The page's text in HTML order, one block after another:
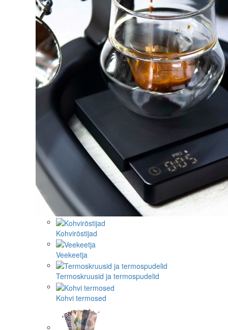
Kohviröstijad
Veekeetja
Termoskruusid ja termospudelid
Kohvi termosed